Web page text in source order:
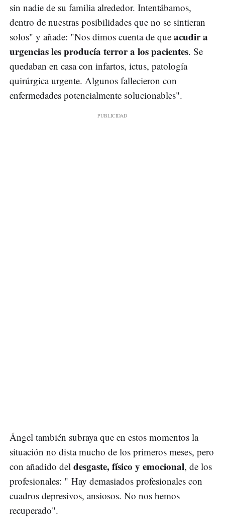
sin nadie de su familia alrededor. Intentábamos,
dentro de nuestras posibilidades que no se sintieran
solos" y añade: "Nos dimos cuenta de que acudir a
urgencias les producía terror a los pacientes. Se
quedaban en casa con infartos, ictus, patología
quirúrgica urgente. Algunos fallecieron con
enfermedades potencialmente solucionables".
Ángel también subraya que en estos momentos la
situación no dista mucho de los primeros meses, pero
con añadido del desgaste, físico y emocional, de los
profesionales: " Hay demasiados profesionales con
cuadros depresivos, ansiosos. No nos hemos
recuperado".